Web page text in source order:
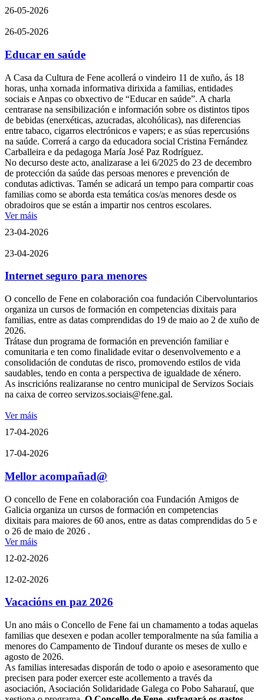
26-05-2026
26-05-2026
Educar en saúde
A Casa da Cultura de Fene acollerá o vindeiro 11 de xuño, ás 18
horas, unha xornada informativa dirixida a familias, entidades
sociais e Anpas co obxectivo de “Educar en saúde”. A charla
centrarase na sensibilización e información sobre os distintos tipos
de bebidas (enerxéticas, azucradas, alcohólicas), nas diferencias
entre tabaco, cigarros electrónicos e vapers; e as súas repercusións
na saúde. Correrá a cargo da educadora social Cristina Fernández
Carballeira e da pedagoga María José Paz Rodríguez.
No decurso deste acto, analizarase a lei 6/2025 do 23 de decembro
de protección da saúde das persoas menores e prevención de
condutas adictivas. Tamén se adicará un tempo para compartir coas
familias como se aborda esta temática cos/as menores desde os
obradoiros que se están a impartir nos centros escolares.
Ver máis
23-04-2026
23-04-2026
Internet seguro para menores
O concello de Fene en colaboración coa fundación Cibervoluntarios
organiza un cursos de formación en competencias dixitais para
familias, entre as datas comprendidas do 19 de maio ao 2 de xuño de
2026.
Trátase dun programa de formación en prevención familiar e
comunitaria e ten como finalidade evitar o desenvolvemento e a
consolidación de condutas de risco, promovendo estilos de vida
saudables, tendo en conta a perspectiva de igualdade de xénero.
As inscricións realizaranse no centro municipal de Servizos Sociais
na caixa de correo servizos.sociais@fene.gal.
Ver máis
17-04-2026
17-04-2026
Mellor acompañad@
O concello de Fene en colaboración coa Fundación Amigos de
Galicia organiza un cursos de formación en competencias
dixitais para maiores de 60 anos, entre as datas comprendidas do 5 e
o 26 de maio de 2026 .
Ver máis
12-02-2026
12-02-2026
Vacacións en paz 2026
Un ano máis o Concello de Fene fai un chamamento a todas aquelas
familias que desexen e podan acoller temporalmente na súa familia a
menores do Campamento de Tindouf durante os meses de xullo e
agosto de 2026.
As familias interesadas disporán de todo o apoio e asesoramento que
precisen para poder exercer este acollemento a través da
asociación, Asociación Solidaridade Galega co Pobo Saharauí, que